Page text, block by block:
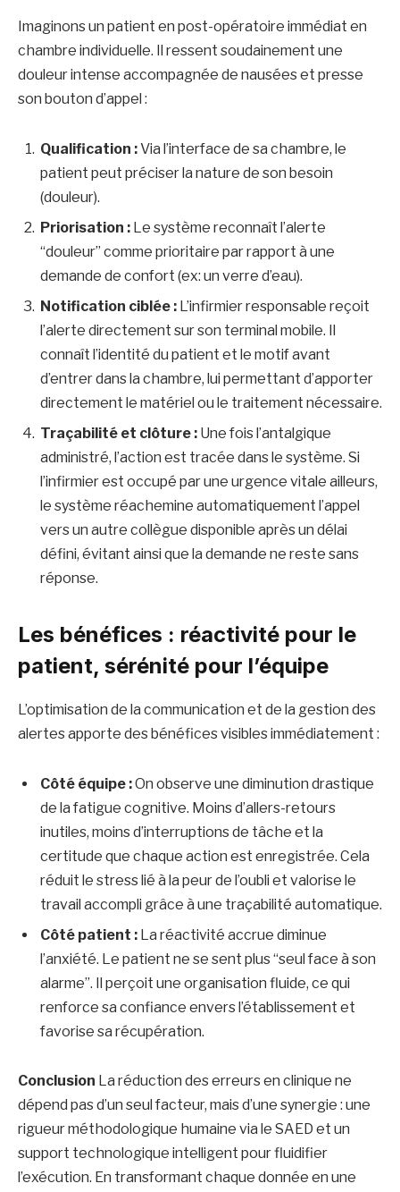
Imaginons un patient en post-opératoire immédiat en
chambre individuelle. Il ressent soudainement une
douleur intense accompagnée de nausées et presse
son bouton d’appel :
Qualification :Via l’interface de sa chambre, le
patient peut préciser la nature de son besoin
(douleur).
Priorisation : Le système reconnaît l’alerte
“douleur” comme prioritaire par rapport à une
demande de confort (ex: un verre d’eau).
Notification ciblée : L’infirmier responsable reçoit
l’alerte directement sur son terminal mobile. Il
connaît l’identité du patient et le motif avant
d’entrer dans la chambre, lui permettant d’apporter
directement le matériel ou le traitement nécessaire.
Traçabilité et clôture : Une fois l’antalgique
administré, l’action est tracée dans le système. Si
l’infirmier est occupé par une urgence vitale ailleurs,
le système réachemine automatiquement l’appel
vers un autre collègue disponible après un délai
défini, évitant ainsi que la demande ne reste sans
réponse.
Les bénéfices : réactivité pour le
patient, sérénité pour l’équipe
L’optimisation de la communication et de la gestion des
alertes apporte des bénéfices visibles immédiatement :
Côté équipe :On observe une diminution drastique
de la fatigue cognitive. Moins d’allers-retours
inutiles, moins d’interruptions de tâche et la
certitude que chaque action est enregistrée. Cela
réduit le stress lié à la peur de l’oubli et valorise le
travail accompli grâce à une traçabilité automatique.
Côté patient : La réactivité accrue diminue
l’anxiété. Le patient ne se sent plus “seul face à son
alarme”. Il perçoit une organisation fluide, ce qui
renforce sa confiance envers l’établissement et
favorise sa récupération.
Conclusion La réduction des erreurs en clinique ne
dépend pas d’un seul facteur, mais d’une synergie : une
rigueur méthodologique humaine via le SAED et un
support technologique intelligent pour fluidifier
l’exécution. En transformant chaque donnée en une